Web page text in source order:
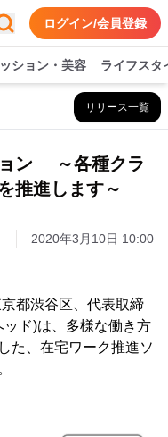
ログイン/会員登録
ション・美容 ライフスタ
リリース一覧
ョン ～各種クラ
推進します～
2020年3月10日 10:00
都渋谷区、代表取締
ド)は、多様な働き方
た、在宅ワーク推進ソ